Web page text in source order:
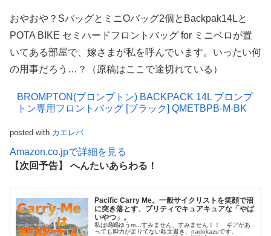
おやおや？SバッグとミニOバッグ2個とBackpak14Lと
POTA BIKE セミハードフロントバッグ for ミニベロが置
いてある部屋で、嫁さまが私を呼んでいます。いったい何
の用事だろう…？（原稿はここで途切れている）
BROMPTON(ブロンプトン) BACKPACK 14L ブロンプ
トン専用フロントバッグ [ブラック] QMETBPB-M-BK
posted with カエレバ
Amazon.co.jpで詳細を見る
【次回予告】 へんたいあらわる！
Pacific Carry Me。一般サイクリストを笑顔で沼
に突き落とす、プリティでキュアキュアな「やば
いやつ」。
私は鳴嶋ゆうm…すみません、すみません！！ ギアがあ
っても脚力が足りてない駄文書き、nadokazuです。